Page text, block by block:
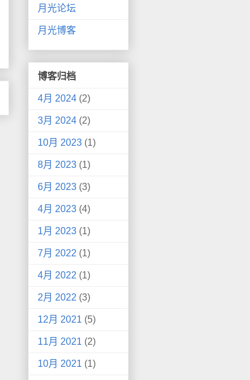
月光论坛
月光博客
博客归档
4月 2024 (2)
3月 2024 (2)
10月 2023 (1)
8月 2023 (1)
6月 2023 (3)
4月 2023 (4)
1月 2023 (1)
7月 2022 (1)
4月 2022 (1)
2月 2022 (3)
12月 2021 (5)
11月 2021 (2)
10月 2021 (1)